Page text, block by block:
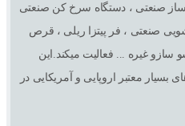
صنعتی ، دستگاه سرخ کن صنعتی
صنعتی ، فر پیتزا ریلی ، قرص
غیره ... فعالیت میکند.این
معتبر اروپایی و آمریکایی در